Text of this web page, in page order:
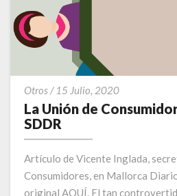
Otros/ 15 Julio, 2020La
Unión
el
SDDR
La Unión de
SDDR
Artículo de Vicente Inglada,
Consumidores, en Mallorca
original AQUÍ. El tan